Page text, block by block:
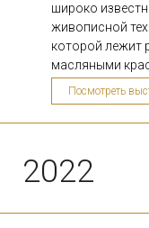
Посмотреть
широко
живописной
которой лежит
масляными
Ходынский
Посещение
по
*Meta признана